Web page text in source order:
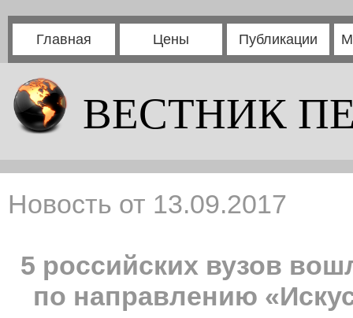
Главная Цены Публикации
ВЕСТНИК
Новость от 13.09.2017
5 российских вузов
по направлению